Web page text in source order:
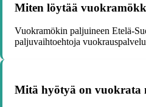
Miten löytää
Vuokramökin paljuineen Etelä-
paljuvaihtoehtoja
Mitä hyötyä on vuokrata